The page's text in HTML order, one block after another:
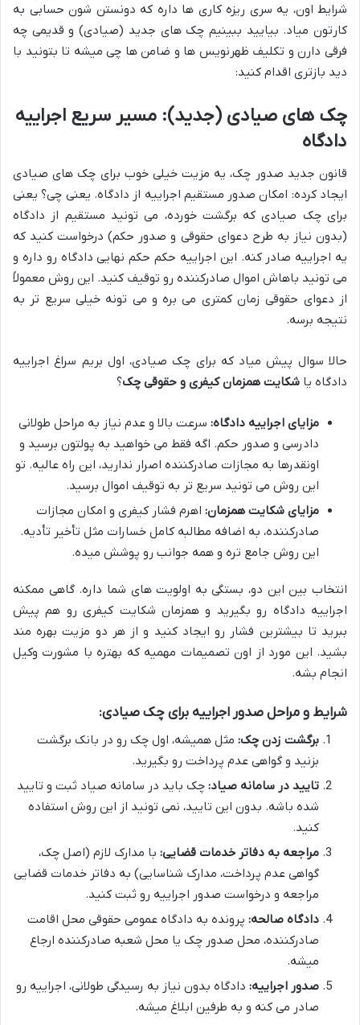
شرایط اون، یه سری ریزه کاری ها داره که دونستن شون حسابی به
کارتون میاد. بیایید ببینیم چک های جدید (صیادی) و قدیمی چه
فرقی دارن و تکلیف ظهرنویس ها و ضامن ها چی میشه تا بتونید با
دید بازتری اقدام کنید:
چک های صیادی (جدید): مسیر سریع اجراییه
دادگاه
قانون جدید صدور چک، یه مزیت خیلی خوب برای چک های صیادی
ایجاد کرده: امکان صدور مستقیم اجراییه از دادگاه. یعنی چی؟ یعنی
برای چک صیادی که برگشت خورده، می تونید مستقیم از دادگاه
(بدون نیاز به طرح دعوای حقوقی و صدور حکم) درخواست کنید که
یه اجراییه صادر کنه. این اجراییه حکم حکم نهایی دادگاه رو داره و
می تونید باهاش اموال صادرکننده رو توقیف کنید. این روش معمولاً
از دعوای حقوقی زمان کمتری می بره و می تونه خیلی سریع تر به
نتیجه برسه.
حالا سوال پیش میاد که برای چک صیادی، اول بریم سراغ اجراییه
دادگاه یا شکایت همزمان کیفری و حقوقی چک؟
مزایای اجراییه دادگاه: سرعت بالا و عدم نیاز به مراحل طولانی
دادرسی و صدور حکم. اگه فقط می خواهید به پولتون برسید و
اونقدرها به مجازات صادرکننده اصرار ندارید، این راه عالیه. تو
این روش می تونید سریع تر به توقیف اموال برسید.
مزایای شکایت همزمان: اهرم فشار کیفری و امکان مجازات
صادرکننده، به اضافه مطالبه کامل خسارات مثل تأخیر تأدیه.
این روش جامع تره و همه جوانب رو پوشش میده.
انتخاب بین این دو، بستگی به اولویت های شما داره. گاهی ممکنه
اجراییه دادگاه رو بگیرید و همزمان شکایت کیفری رو هم پیش
ببرید تا بیشترین فشار رو ایجاد کنید و از هر دو مزیت بهره مند
بشید. این مورد از اون تصمیمات مهمیه که بهتره با مشورت وکیل
انجام بشه.
شرایط و مراحل صدور اجراییه برای چک صیادی:
برگشت زدن چک: مثل همیشه، اول چک رو در بانک برگشت
بزنید و گواهی عدم پرداخت رو بگیرید.
تایید در سامانه صیاد: چک باید در سامانه صیاد ثبت و تایید
شده باشه. بدون این تایید، نمی تونید از این روش استفاده
کنید.
مراجعه به دفاتر خدمات قضایی: با مدارک لازم (اصل چک،
گواهی عدم پرداخت، مدارک شناسایی) به دفاتر خدمات قضایی
مراجعه و درخواست صدور اجراییه رو ثبت کنید.
دادگاه صالحه: پرونده به دادگاه عمومی حقوقی محل اقامت
صادرکننده، محل صدور چک یا محل شعبه صادرکننده ارجاع
میشه.
صدور اجراییه: دادگاه بدون نیاز به رسیدگی طولانی، اجراییه رو
صادر می کنه و به طرفین ابلاغ میشه.